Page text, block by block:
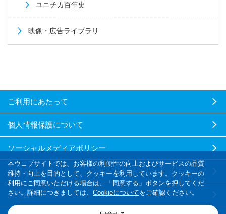
本ウェブサイトでは、お客様の利便性の向上およびサービスの品質
維持・向上を目的として、クッキーを利用しています。クッキーの
利用にご同意いただける場合は、「同意する」ボタンを押してくだ
さい。詳細につきましては、 Cookieについてをご確認ください。
ユニチカ百年史
映像・広告ライブラリ
ご利用にあたって
個人情報保護について
ソーシャルメディアポリシー
サイトマップ
お問合せ